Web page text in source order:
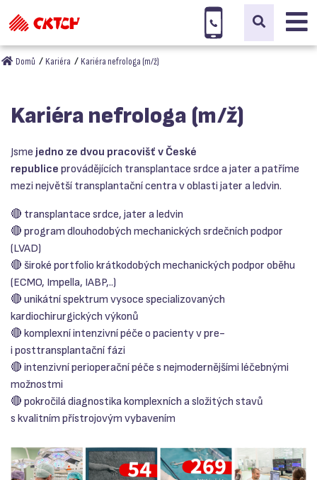
Domů Kariéra Kariéra nefrologa (m/ž)
Kariéra nefrologa (m/ž)
Jsme jedno ze dvou pracovišť v České
republice provádějících transplantace srdce a jater a patříme
mezi největší transplantační centra v oblasti jater a ledvin.
🔴 transplantace srdce, jater a ledvin
🔴 program dlouhodobých mechanických srdečních podpor
(LVAD)
🔴 široké portfolio krátkodobých mechanických podpor oběhu
(ECMO, Impella, IABP,..)
🔴 unikátní spektrum vysoce specializovaných
kardiochirurgických výkonů
🔴 komplexní intenzivní péče o pacienty v pre-
i posttransplantační fázi
🔴 intenzivní perioperační péče s nejmodernějšími léčebnými
možnostmi
🔴 pokročilá diagnostika komplexních a složitých stavů
s kvalitním přístrojovým vybavením